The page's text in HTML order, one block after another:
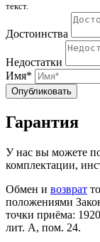
текст.
Достоинства
Недостатки
Имя*
Опубликовать
Гарантия
У нас вы можете
комплектации,
Обмен и возврат
положениями
точки приёма:
лит. А, пом. 24.